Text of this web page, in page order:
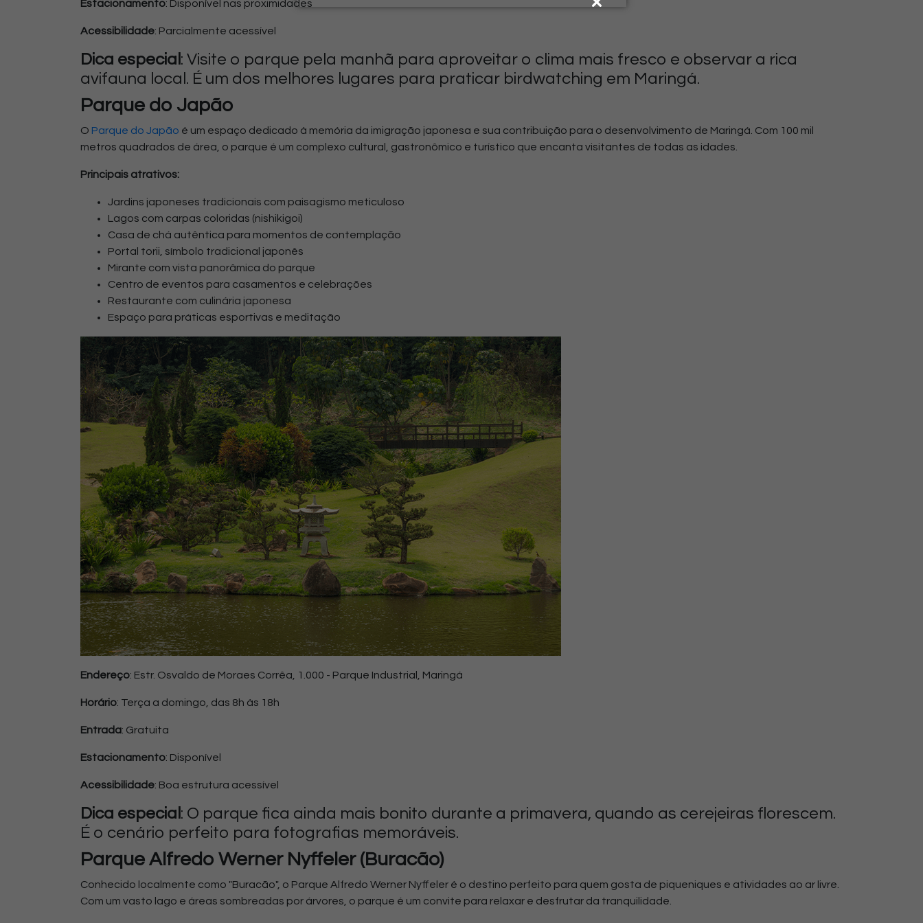
Estacionamento: Disponível nas proximidades
Acessibilidade: Parcialmente acessível
Dica especial : Visite o parque pela manhã para aproveitar o clima mais fresco e observar a rica
avifauna local. É um dos melhores lugares para praticar birdwatching em Maringá.
Parque do Japão
O Parque do Japão é um espaço dedicado à memória da imigração japonesa e sua contribuição para o desenvolvimento de Maringá. Com 100 mil
metros quadrados de área, o parque é um complexo cultural, gastronômico e turístico que encanta visitantes de todas as idades.
Principais atrativos:
Jardins japoneses tradicionais com paisagismo meticuloso
Lagos com carpas coloridas (nishikigoi)
Casa de chá autêntica para momentos de contemplação
Portal torii, símbolo tradicional japonês
Mirante com vista panorâmica do parque
Centro de eventos para casamentos e celebrações
Restaurante com culinária japonesa
Espaço para práticas esportivas e meditação
Endereço: Estr. Osvaldo de Moraes Corrêa, 1.000 - Parque Industrial, Maringá
Horário: Terça a domingo, das 8h às 18h
Entrada: Gratuita
Estacionamento: Disponível
Acessibilidade: Boa estrutura acessível
Dica especial : O parque fica ainda mais bonito durante a primavera, quando as cerejeiras florescem.
É o cenário perfeito para fotografias memoráveis.
Parque Alfredo Werner Nyffeler (Buracão)
Conhecido localmente como "Buracão", o Parque Alfredo Werner Nyffeler é o destino perfeito para quem gosta de piqueniques e atividades ao ar livre.
Com um vasto lago e áreas sombreadas por árvores, o parque é um convite para relaxar e desfrutar da tranquilidade.